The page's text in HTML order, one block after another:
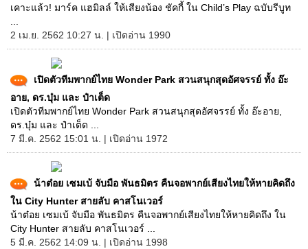
เคาะแล้ว! มาร์ค แฮมิลล์ ให้เสียงน้อง ชัคกี้ ใน Child’s Play ฉบับรีบูท
2 เม.ย. 2562 10:27 น. | เปิดอ่าน 1990
เปิดตัวทีมพากย์ไทย Wonder Park สวนสนุกสุดอัศจรรย์ ทั้ง อ๊ะ
อาย, ดร.บุ๋ม และ ป๋าเต็ด
เปิดตัวทีมพากย์ไทย Wonder Park สวนสนุกสุดอัศจรรย์ ทั้ง อ๊ะอาย,
ดร.บุ๋ม และ ป๋าเต็ด ...
7 มี.ค. 2562 15:01 น. | เปิดอ่าน 1972
น้าต๋อย เซมเบ้ จับมือ พันธมิตร คืนจอพากย์เสียงไทยให้หายคิดถึง
ใน City Hunter สายลับ คาสโนเวอร์
น้าต๋อย เซมเบ้ จับมือ พันธมิตร คืนจอพากย์เสียงไทยให้หายคิดถึง ใน
City Hunter สายลับ คาสโนเวอร์ ...
5 มี.ค. 2562 14:09 น. | เปิดอ่าน 1998